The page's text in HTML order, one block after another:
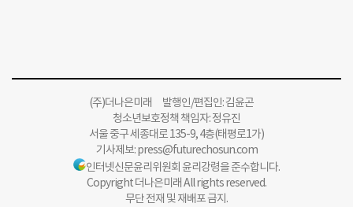
(주)더나은미래 발행인/편집인: 김윤곤
청소년보호정책 책임자: 정유진
서울 중구 세종대로 135-9, 4층(태평로1가)
기사제보:press@futurechosun.com
인터넷신문윤리위원회 윤리강령을 준수합니다.
Copyright 더나은미래 All rights reserved.
무단 전재 및 재배포 금지.